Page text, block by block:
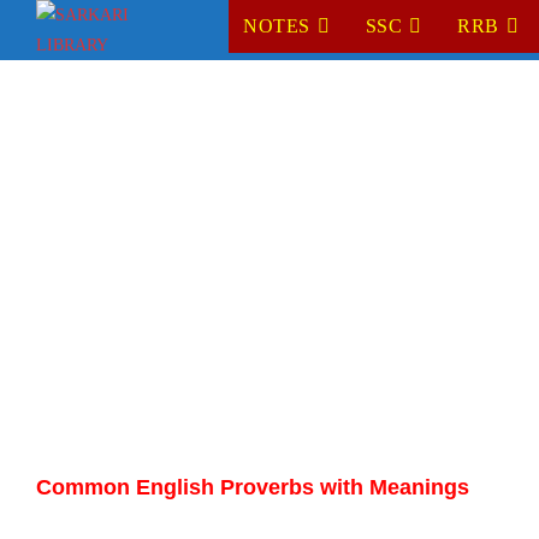
NOTES SSC RRB
Common English Proverbs with Meanings